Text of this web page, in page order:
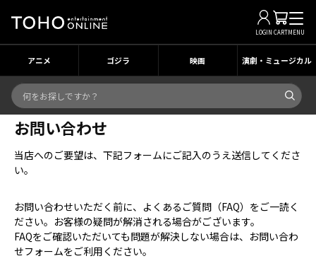
LOGIN CARTMENU
アニメ ゴジラ 映画 演劇・ミュージカル
お問い合わせ
当店へのご要望は、下記フォームにご記入のうえ送信してくださ
い。
お問い合わせいただく前に、よくあるご質問（FAQ）をご一読く
ださい。お客様の疑問が解消される場合がございます。
FAQをご確認いただいても問題が解決しない場合は、お問い合わ
せフォームをご利用ください。